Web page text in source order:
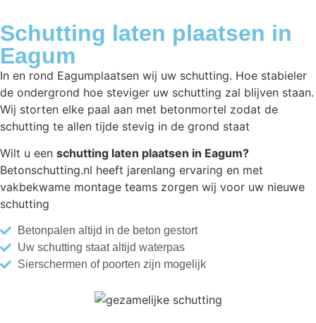
Schutting laten plaatsen in
Eagum
In en rond Eagumplaatsen wij uw schutting. Hoe stabieler
de ondergrond hoe steviger uw schutting zal blijven staan.
Wij storten elke paal aan met betonmortel zodat de
schutting te allen tijde stevig in de grond staat
Wilt u een schutting laten plaatsen in Eagum?
Betonschutting.nl heeft jarenlang ervaring en met
vakbekwame montage teams zorgen wij voor uw nieuwe
schutting
Betonpalen altijd in de beton gestort
Uw schutting staat altijd waterpas
Sierschermen of poorten zijn mogelijk